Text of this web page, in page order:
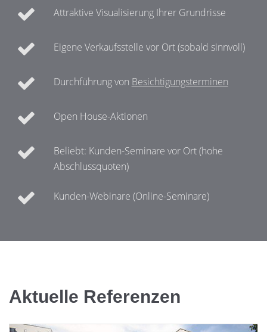
Attraktive Visualisierung Ihrer Grundrisse
Eigene Verkaufsstelle vor Ort (sobald sinnvoll)
Durchführung von Besichtigungsterminen
Open House-Aktionen
Beliebt: Kunden-Seminare vor Ort (hohe
Abschlussquoten)
Kunden-Webinare (Online-Seminare)
Aktuelle Referenzen